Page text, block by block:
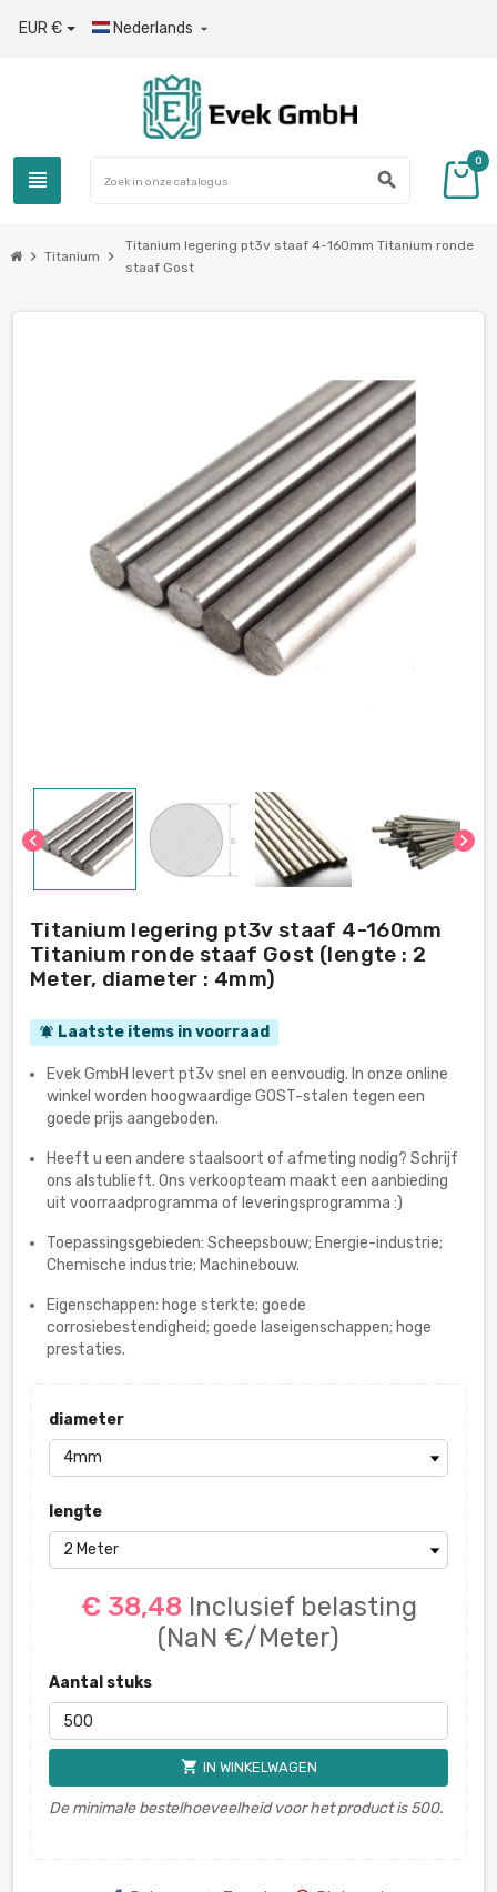
EUR € Nederlands 
view_headline search
0
chevron_right Titanium chevron_right
Titanium legering pt3v staaf 4-160mm Titanium ronde
staaf Gost
chevron_left chevron_right
Titanium legering pt3v staaf 4-160mm
Titanium ronde staaf Gost (lengte : 2
Meter, diameter : 4mm)
notifications_active Laatste items in voorraad
Evek GmbH levert pt3v snel en eenvoudig. In onze online
winkel worden hoogwaardige GOST-stalen tegen een
goede prijs aangeboden.
Heeft u een andere staalsoort of afmeting nodig? Schrijf
ons alstublieft. Ons verkoopteam maakt een aanbieding
uit voorraadprogramma of leveringsprogramma :)
Toepassingsgebieden: Scheepsbouw; Energie-industrie;
Chemische industrie; Machinebouw.
Eigenschappen: hoge sterkte; goede
corrosiebestendigheid; goede laseigenschappen; hoge
prestaties.
diameter
lengte
€ 38,48 Inclusief belasting
(NaN €/Meter)
Aantal stuks
shopping_cart IN WINKELWAGEN
De minimale bestelhoeveelheid voor het product is 500.